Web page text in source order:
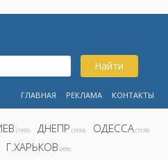
Найти
ГЛАВНАЯ РЕКЛАМА КОНТАКТЫ
(1995) ДНЕПР (1692) ОДЕССА (1578)
Г.ХАРЬКОВ (808)